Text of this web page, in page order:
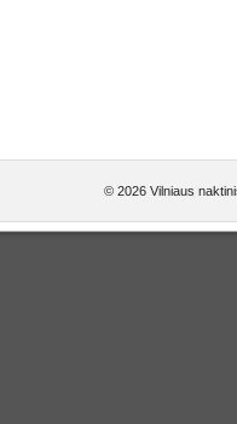
© 2026 Vilniaus